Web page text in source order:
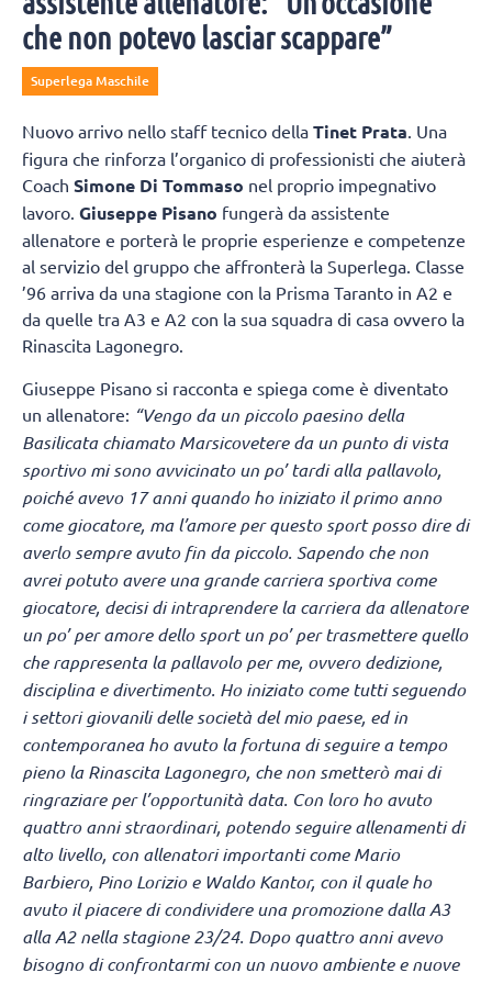
che non potevo lasciar scappare”
Superlega Maschile
Nuovo arrivo nello staff tecnico della Tinet Prata. Una
figura che rinforza l’organico di professionisti che aiuterà
Coach Simone Di Tommaso nel proprio impegnativo
lavoro. Giuseppe Pisano fungerà da assistente
allenatore e porterà le proprie esperienze e competenze
al servizio del gruppo che affronterà la Superlega. Classe
’96 arriva da una stagione con la Prisma Taranto in A2 e
da quelle tra A3 e A2 con la sua squadra di casa ovvero la
Rinascita Lagonegro.
Giuseppe Pisano si racconta e spiega come è diventato
un allenatore: “Vengo da un piccolo paesino della
Basilicata chiamato Marsicovetere da un punto di vista
sportivo mi sono avvicinato un po’ tardi alla pallavolo,
poiché avevo 17 anni quando ho iniziato il primo anno
come giocatore, ma l’amore per questo sport posso dire di
averlo sempre avuto fin da piccolo. Sapendo che non
avrei potuto avere una grande carriera sportiva come
giocatore, decisi di intraprendere la carriera da allenatore
un po’ per amore dello sport un po’ per trasmettere quello
che rappresenta la pallavolo per me, ovvero dedizione,
disciplina e divertimento. Ho iniziato come tutti seguendo
i settori giovanili delle società del mio paese, ed in
contemporanea ho avuto la fortuna di seguire a tempo
pieno la Rinascita Lagonegro, che non smetterò mai di
ringraziare per l’opportunità data. Con loro ho avuto
quattro anni straordinari, potendo seguire allenamenti di
alto livello, con allenatori importanti come Mario
Barbiero, Pino Lorizio e Waldo Kantor, con il quale ho
avuto il piacere di condividere una promozione dalla A3
alla A2 nella stagione 23/24. Dopo quattro anni avevo
bisogno di confrontarmi con un nuovo ambiente e nuove